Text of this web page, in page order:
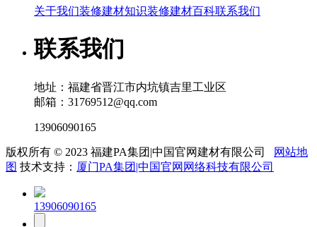
关于我们装修建材知识装修建材百科联系我们
联系我们
地址：福建省晋江市内坑镇吉里工业区
邮箱：31769512@qq.com
13906090165
版权所有 © 2023 福建PA集团|中国官网建材有限公司
网站地
图 技术支持： 厦门PA集团|中国官网网络科技有限公司
13906090165